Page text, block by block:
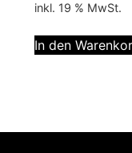
inkl. 19 % MwSt.
In den